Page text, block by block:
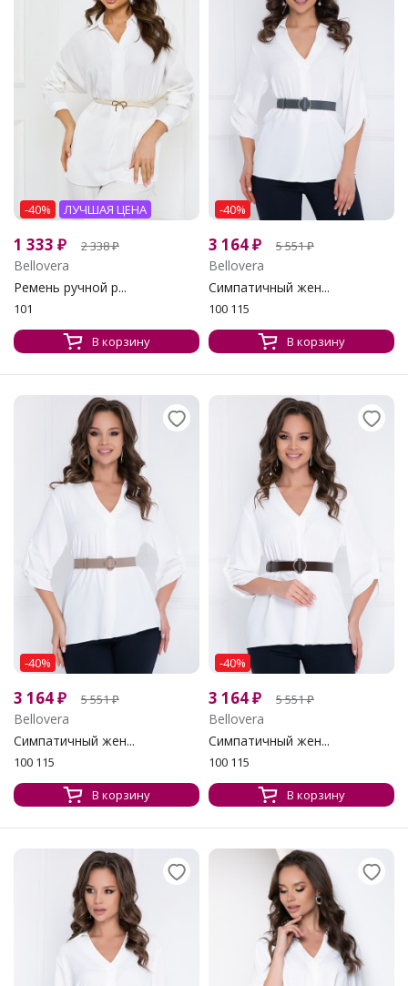
-40% ЛУЧШАЯ ЦЕНА
1 333 ₽ 2 338₽
Bellovera
Ремень ручной р...
101
В корзину
-40%
3 164₽ 5 551₽
Bellovera
Симпатичный жен...
100 115
В корзину
-40%
3 164₽ 5 551₽
Bellovera
Симпатичный жен...
100 115
В корзину
-40%
3 164₽ 5 551₽
Bellovera
Симпатичный жен...
100 115
В корзину